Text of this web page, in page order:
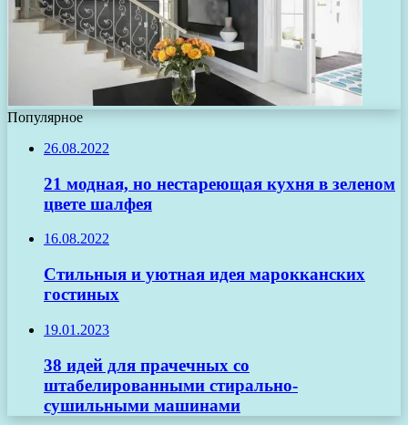
Популярное
26.08.2022
21 модная, но нестареющая кухня в зеленом
цвете шалфея
16.08.2022
Стильныя и уютная идея марокканских
гостиных
19.01.2023
38 идей для прачечных со
штабелированными стирально-
сушильными машинами